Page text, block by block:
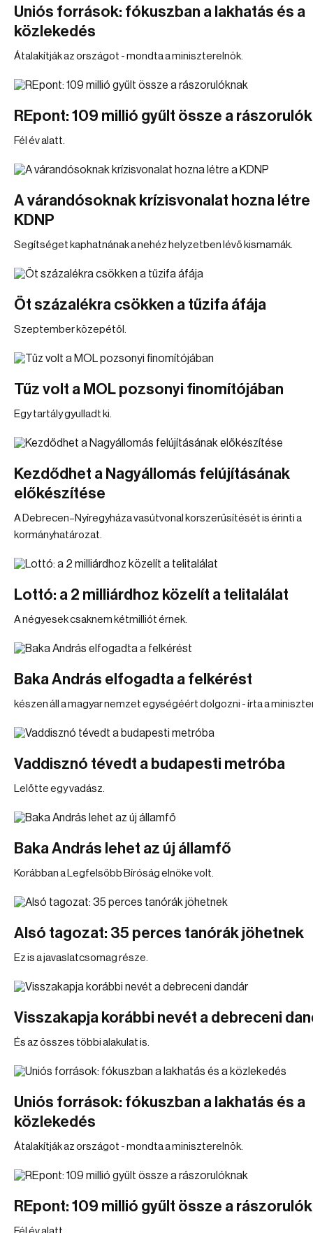
Uniós források: fókuszban a lakhatás és a
közlekedés
Átalakítják az országot - mondta a miniszterelnök.
REpont: 109 millió gyűlt össze a
Fél év alatt.
A várandósoknak krízisvonalat hozna létre
KDNP
Segítséget kaphatnának a nehéz helyzetben lévő kismamák.
Öt százalékra csökken a tűzifa áfája
Szeptember közepétől.
Tűz volt a MOL pozsonyi finomítójában
Egy tartály gyulladt ki.
Kezdődhet a Nagyállomás felújításának
előkészítése
A Debrecen–Nyíregyháza vasútvonal korszerűsítését is érinti a
kormányhatározat.
Lottó: a 2 milliárdhoz közelít a telitalálat
A négyesek csaknem kétmilliót érnek.
Baka András elfogadta a felkérést
készen áll a magyar nemzet egységéért dolgozni - írta a
Vaddisznó tévedt a budapesti metróba
Lelőtte egy vadász.
Baka András lehet az új államfő
Korábban a Legfelsőbb Bíróság elnöke volt.
Alsó tagozat: 35 perces tanórák jöhetnek
Ez is a javaslatcsomag része.
Visszakapja korábbi nevét a debreceni
És az összes többi alakulat is.
Uniós források: fókuszban a lakhatás és a
közlekedés
Átalakítják az országot - mondta a miniszterelnök.
REpont: 109 millió gyűlt össze a